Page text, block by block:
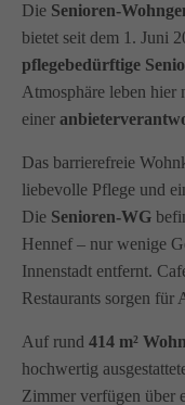
Die Senioren-
bietet seit dem 1. Juni
pflegebedürftige
Atmosphäre leben hier
einer
Das barrierefreie
liebevolle Pflege und
Die Senioren-WG
Hennef – nur wenige
Innenstadt entfernt.
Restaurants sorgen für
Auf rund 414 m²
hochwertig
Zimmer verfügen über